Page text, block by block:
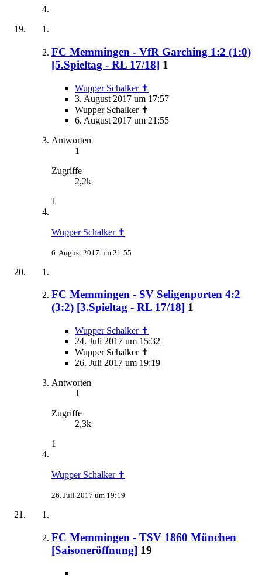
FC Memmingen - VfR Garching 1:2 (1:0)
[5.Spieltag - RL 17/18] 1
Wupper Schalker ✝
3. August 2017 um 17:57
Wupper Schalker ✝
6. August 2017 um 21:55
Antworten
1
Zugriffe
2,2k
1
Wupper Schalker ✝
6. August 2017 um 21:55
FC Memmingen - SV Seligenporten 4:2
(3:2) [3.Spieltag - RL 17/18] 1
Wupper Schalker ✝
24. Juli 2017 um 15:32
Wupper Schalker ✝
26. Juli 2017 um 19:19
Antworten
1
Zugriffe
2,3k
1
Wupper Schalker ✝
26. Juli 2017 um 19:19
FC Memmingen - TSV 1860 München
[Saisoneröffnung] 19